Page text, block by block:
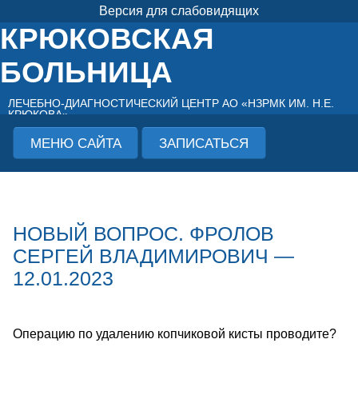
Версия для слабовидящих
КРЮКОВСКАЯ
БОЛЬНИЦА
ЛЕЧЕБНО-ДИАГНОСТИЧЕСКИЙ ЦЕНТР АО «НЗРМК ИМ. Н.Е.
КРЮКОВА»
МЕНЮ САЙТА ЗАПИСАТЬСЯ
НОВЫЙ ВОПРОС. ФРОЛОВ
СЕРГЕЙ ВЛАДИМИРОВИЧ —
12.01.2023
Операцию по удалению копчиковой кисты проводите?